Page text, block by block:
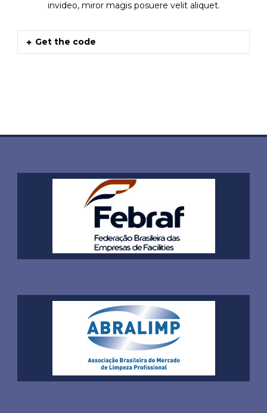
invideo, miror magis posuere velit aliquet.
Get the code